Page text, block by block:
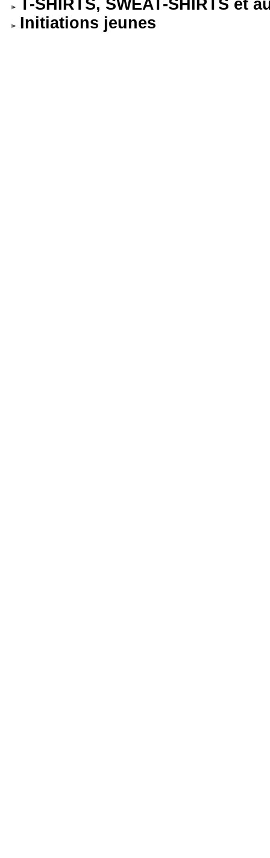
T-SHIRTS, SWEAT-SHIRTS et
Initiations jeunes